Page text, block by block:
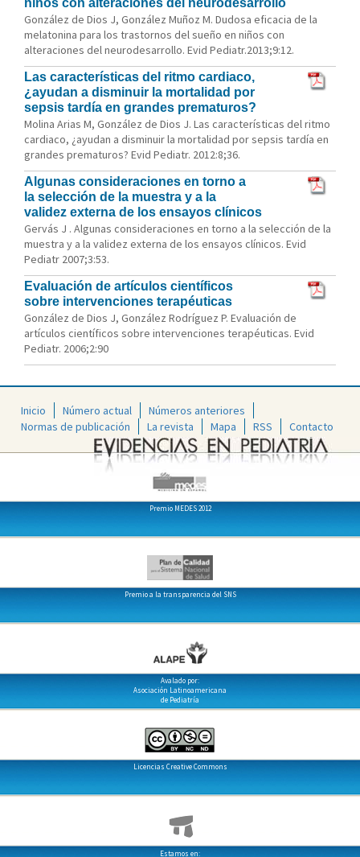
niños con alteraciones del neurodesarrollo
González de Dios J, González Muñoz M. Dudosa eficacia de la
melatonina para los trastornos del sueño en niños con
alteraciones del neurodesarrollo. Evid Pediatr.2013;9:12.
Las características del ritmo cardiaco,
¿ayudan a disminuir la mortalidad por
sepsis tardía en grandes prematuros?
Molina Arias M, González de Dios J. Las características del ritmo
cardiaco, ¿ayudan a disminuir la mortalidad por sepsis tardía en
grandes prematuros? Evid Pediatr. 2012:8;36.
Algunas consideraciones en torno a
la selección de la muestra y a la
validez externa de los ensayos clínicos
Gervás J . Algunas consideraciones en torno a la selección de la
muestra y a la validez externa de los ensayos clínicos. Evid
Pediatr 2007;3:53.
Evaluación de artículos científicos
sobre intervenciones terapéuticas
González de Dios J, González Rodríguez P. Evaluación de
artículos científicos sobre intervenciones terapéuticas. Evid
Pediatr. 2006;2:90
Inicio Número actual
Números anteriores
Normas de publicación
La revista Mapa RSS Contacto
Premio MEDES 2012
Premio a la transparencia del SNS
Avalado por:
Asociación Latinoamericana
de Pediatría
Licencias Creative Commons
Estamos en: